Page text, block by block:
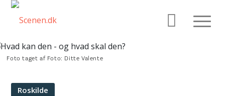
Foto taget af Foto: Ditte Valente
Roskilde